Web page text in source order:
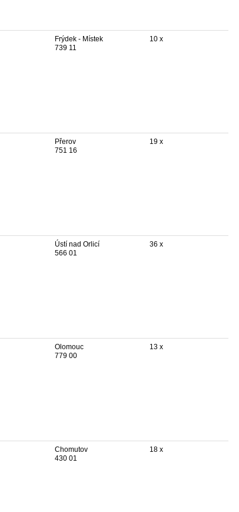
Frýdek - Místek
739 11
10 x
Přerov
751 16
19 x
Ústí nad Orlicí
566 01
36 x
Olomouc
779 00
13 x
Chomutov
430 01
18 x